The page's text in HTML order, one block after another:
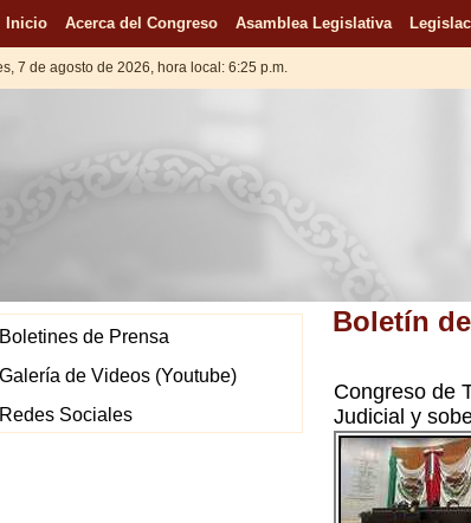
Inicio Acerca del Congreso Asamblea Legislativa
7 de agosto de 2026, hora local: 6:25 p.m.
Boletín
Congreso de
Judicial y